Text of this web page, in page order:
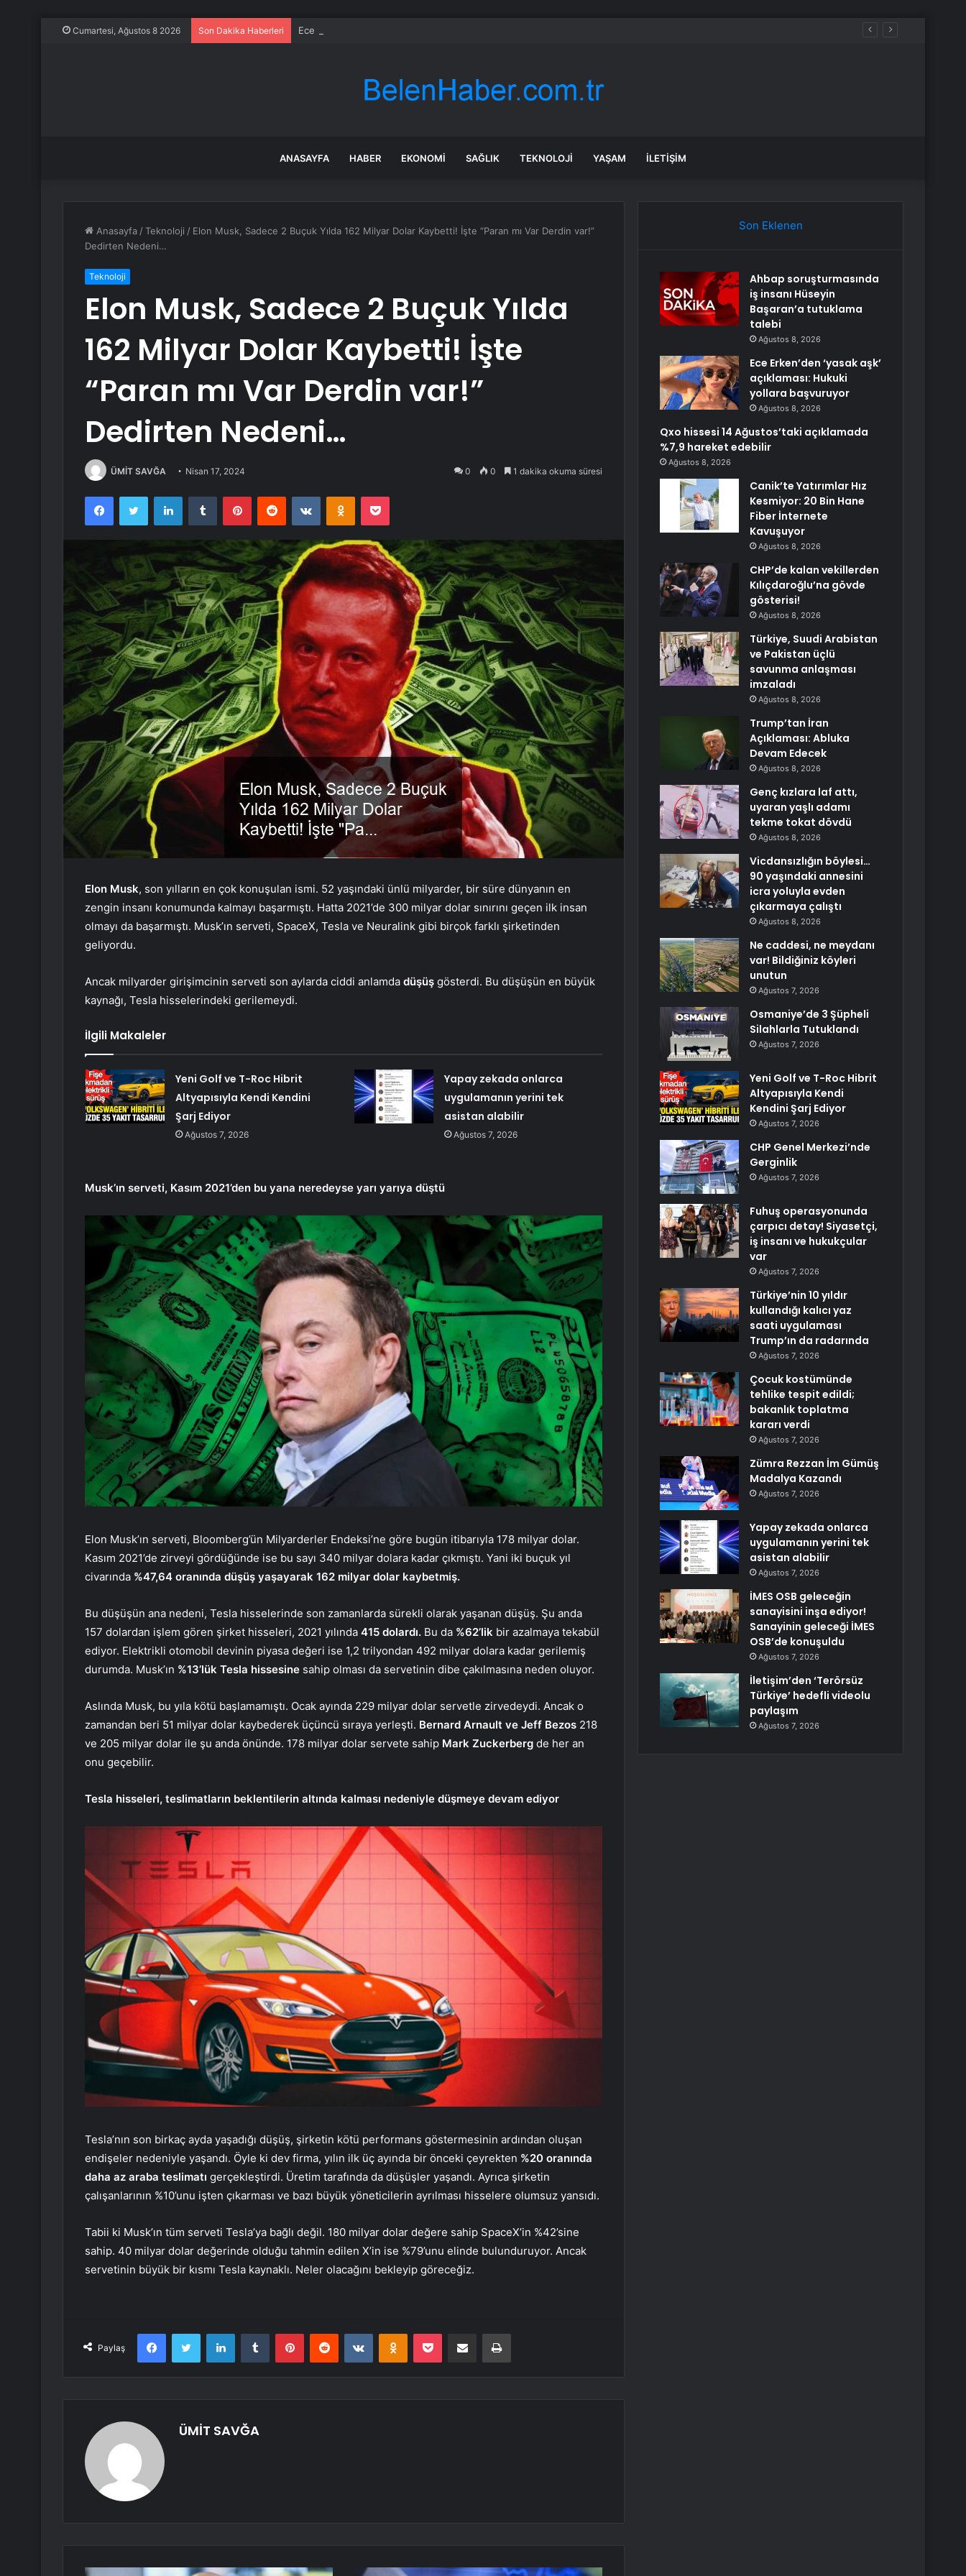
Cumartesi, Ağustos 8 2026 Son Dakika Haberleri Ece Erken’den ‘yasak aşk’ açıklaması: Hukuki yollara başvuruyor
ANASAYFA HABER EKONOMI SAĞLIK TEKNOLOJI YAŞAM İLETIŞIM
Anasayfa /Teknoloji / Elon Musk, Sadece 2 Buçuk Yılda 162 Milyar Dolar Kaybetti! İşte “Paran mı Var Derdin var!”
Dedirten Nedeni…
Teknoloji
Elon Musk, Sadece 2 Buçuk Yılda
162 Milyar Dolar Kaybetti! İşte
“Paran mı Var Derdin var!”
Dedirten Nedeni…
ÜMİT SAVĞA Nisan 17, 2024 0 0 1 dakika okuma süresi
FacebookTwitter LinkedInTumblr PinterestReddit VKontakteOdnoklassniki
Pocket
Elon Musk, son yılların en çok konuşulan ismi. 52 yaşındaki ünlü milyarder, bir süre dünyanın en
zengin insanı konumunda kalmayı başarmıştı. Hatta 2021’de 300 milyar dolar sınırını geçen ilk insan
olmayı da başarmıştı. Musk’ın serveti, SpaceX, Tesla ve Neuralink gibi birçok farklı şirketinden
geliyordu.
Ancak milyarder girişimcinin serveti son aylarda ciddi anlamda düşüş gösterdi. Bu düşüşün en büyük
kaynağı, Tesla hisselerindeki gerilemeydi.
İlgili Makaleler
Yeni Golf ve T-Roc Hibrit
Altyapısıyla Kendi Kendini
Şarj Ediyor
Ağustos 7, 2026
Yapay zekada onlarca
uygulamanın yerini tek
asistan alabilir
Ağustos 7, 2026
Musk’ın serveti, Kasım 2021’den bu yana neredeyse yarı yarıya düştü
Elon Musk’ın serveti, Bloomberg’ün Milyarderler Endeksi’ne göre bugün itibarıyla 178 milyar dolar.
Kasım 2021’de zirveyi gördüğünde ise bu sayı 340 milyar dolara kadar çıkmıştı. Yani iki buçuk yıl
civarında %47,64 oranında düşüş yaşayarak 162 milyar dolar kaybetmiş.
Bu düşüşün ana nedeni, Tesla hisselerinde son zamanlarda sürekli olarak yaşanan düşüş. Şu anda
157 dolardan işlem gören şirket hisseleri, 2021 yılında 415 dolardı. Bu da %62’lik bir azalmaya tekabül
ediyor. Elektrikli otomobil devinin piyasa değeri ise 1,2 trilyondan 492 milyar dolara kadar gerilemiş
durumda. Musk’ın %13’lük Tesla hissesine sahip olması da servetinin dibe çakılmasına neden oluyor.
Aslında Musk, bu yıla kötü başlamamıştı. Ocak ayında 229 milyar dolar servetle zirvedeydi. Ancak o
zamandan beri 51 milyar dolar kaybederek üçüncü sıraya yerleşti. Bernard Arnault ve Jeff Bezos 218
ve 205 milyar dolar ile şu anda önünde. 178 milyar dolar servete sahip Mark Zuckerberg de her an
onu geçebilir.
Tesla hisseleri, teslimatların beklentilerin altında kalması nedeniyle düşmeye devam ediyor
Tesla’nın son birkaç ayda yaşadığı düşüş, şirketin kötü performans göstermesinin ardından oluşan
endişeler nedeniyle yaşandı. Öyle ki dev firma, yılın ilk üç ayında bir önceki çeyrekten %20 oranında
daha az araba teslimatı gerçekleştirdi. Üretim tarafında da düşüşler yaşandı. Ayrıca şirketin
çalışanlarının %10’unu işten çıkarması ve bazı büyük yöneticilerin ayrılması hisselere olumsuz yansıdı.
Tabii ki Musk’ın tüm serveti Tesla’ya bağlı değil. 180 milyar dolar değere sahip SpaceX’in %42’sine
sahip. 40 milyar dolar değerinde olduğu tahmin edilen X’in ise %79’unu elinde bulunduruyor. Ancak
servetinin büyük bir kısmı Tesla kaynaklı. Neler olacağını bekleyip göreceğiz.
Paylaş
FacebookTwitter LinkedInTumblr PinterestReddit VKontakteOdnoklassniki
Pocket E-Posta ile paylaş Yazdır
ÜMİT SAVĞA
Son Eklenen
Ahbap soruşturmasında
iş insanı Hüseyin
Başaran’a tutuklama
talebi
Ağustos 8, 2026
Ece Erken’den ‘yasak aşk’
açıklaması: Hukuki
yollara başvuruyor
Ağustos 8, 2026
Qxo hissesi 14 Ağustos’taki açıklamada
%7,9 hareket edebilir
Ağustos 8, 2026
Canik’te Yatırımlar Hız
Kesmiyor: 20 Bin Hane
Fiber İnternete
Kavuşuyor
Ağustos 8, 2026
CHP’de kalan vekillerden
Kılıçdaroğlu’na gövde
gösterisi!
Ağustos 8, 2026
Türkiye, Suudi Arabistan
ve Pakistan üçlü
savunma anlaşması
imzaladı
Ağustos 8, 2026
Trump’tan İran
Açıklaması: Abluka
Devam Edecek
Ağustos 8, 2026
Genç kızlara laf attı,
uyaran yaşlı adamı
tekme tokat dövdü
Ağustos 8, 2026
Vicdansızlığın böylesi…
90 yaşındaki annesini
icra yoluyla evden
çıkarmaya çalıştı
Ağustos 8, 2026
Ne caddesi, ne meydanı
var! Bildiğiniz köyleri
unutun
Ağustos 7, 2026
Osmaniye’de 3 Şüpheli
Silahlarla Tutuklandı
Ağustos 7, 2026
Yeni Golf ve T-Roc Hibrit
Altyapısıyla Kendi
Kendini Şarj Ediyor
Ağustos 7, 2026
CHP Genel Merkezi’nde
Gerginlik
Ağustos 7, 2026
Fuhuş operasyonunda
çarpıcı detay! Siyasetçi,
iş insanı ve hukukçular
var
Ağustos 7, 2026
Türkiye’nin 10 yıldır
kullandığı kalıcı yaz
saati uygulaması
Trump’ın da radarında
Ağustos 7, 2026
Çocuk kostümünde
tehlike tespit edildi;
bakanlık toplatma
kararı verdi
Ağustos 7, 2026
Zümra Rezzan İm Gümüş
Madalya Kazandı
Ağustos 7, 2026
Yapay zekada onlarca
uygulamanın yerini tek
asistan alabilir
Ağustos 7, 2026
İMES OSB geleceğin
sanayisini inşa ediyor!
Sanayinin geleceği İMES
OSB’de konuşuldu
Ağustos 7, 2026
İletişim’den ‘Terörsüz
Türkiye’ hedefli videolu
paylaşım
Ağustos 7, 2026